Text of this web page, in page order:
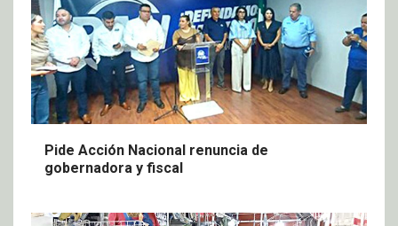
Pide Acción Nacional renuncia de
gobernadora y fiscal